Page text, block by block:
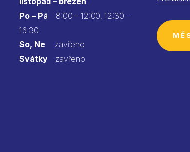
Po – Pá 8:00 – 12:00, 12:30 –
16:30
So, Nezavřeno
Svátkyzavřeno